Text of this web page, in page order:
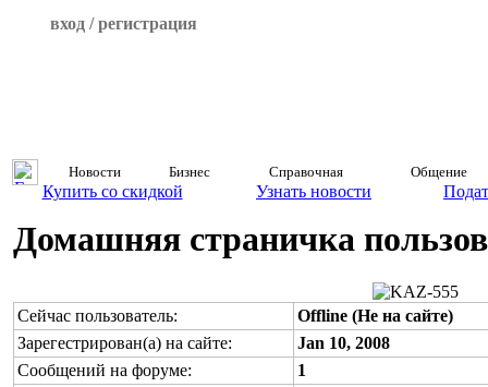
вход / регистрация
Новости Бизнес Справочная Общение
Купить со скидкой Узнать новости
Домашняя страничка
Сейчас пользователь:
Offline (Не на сайте)
Зарегестрирован(а) на сайте:
Jan 10, 2008
Сообщений на форуме:
1